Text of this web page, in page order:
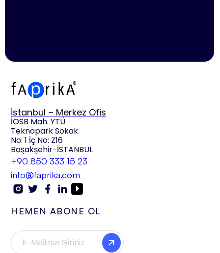
İstanbul – Merkez Ofis
İOSB Mah. YTÜ
Teknopark Sokak
No: 1 İç No: Z16
Başakşehir-İSTANBUL
+90 850 333 15 23
info@faprika.com
HEMEN ABONE OL